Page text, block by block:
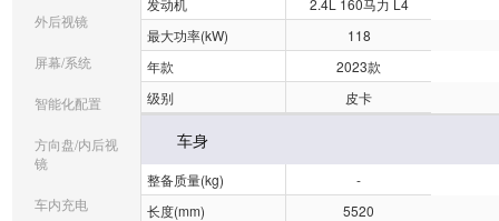
外后视镜
屏幕/系统
智能化配置
方向盘/内后视
镜
车内充电
最大功率(kW)
118
年款
2023款
级别
皮卡
车身
整备质量(kg)
-
长度(mm)
5520